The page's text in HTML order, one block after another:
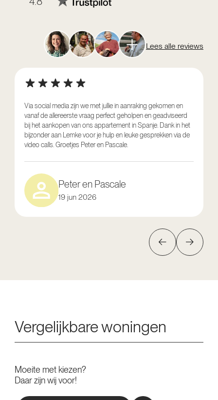
Lees alle reviews
Via social media zijn we met jullie in aanraking gekomen en
vanaf de allereerste vraag perfect geholpen en geadviseerd
bij het aankopen van ons appartement in Spanje. Dank in het
bijzonder aan Lemke voor je hulp en leuke gesprekken via de
video calls. Groetjes Peter en Pascale.
Peter en Pascale
19 jun 2026
Vergelijkbare woningen
Moeite met kiezen?
Daar zijn wij voor!